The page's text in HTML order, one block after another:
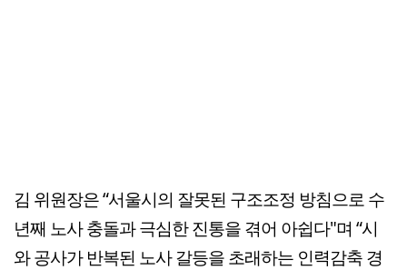
김 위원장은 “서울시의 잘못된 구조조정 방침으로 수
년째 노사 충돌과 극심한 진통을 겪어 아쉽다"며 “시
와 공사가 반복된 노사 갈등을 초래하는 인력감축 경